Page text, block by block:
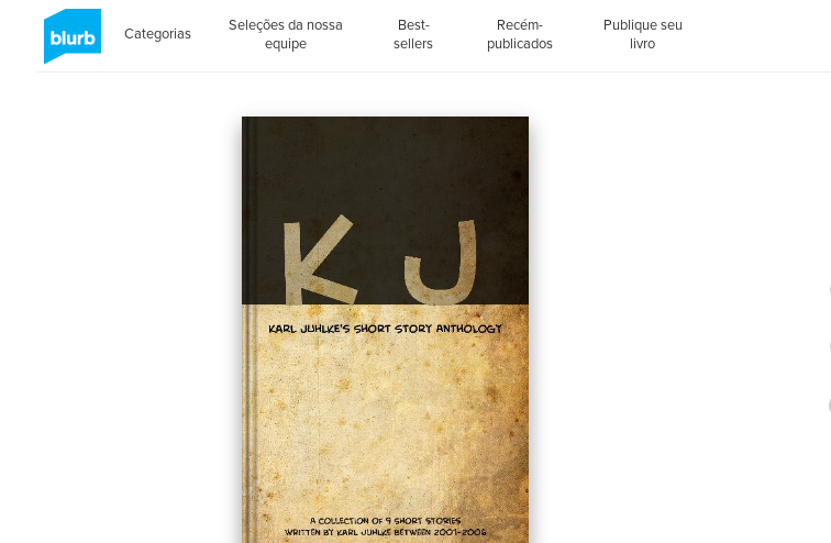
Categorias
Seleções da nossa
equipe
Best-
sellers
Recém-
publicados
Publique seu
livro